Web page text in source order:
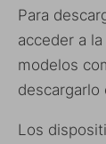
Para
acceder a
modelos
descargarlo
Los